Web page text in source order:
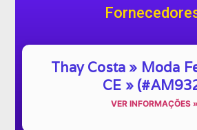
Thay Costa » Moda
CE »
VER INFORMAÇÕES »